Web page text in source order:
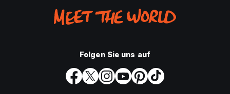
Folgen Sie uns auf